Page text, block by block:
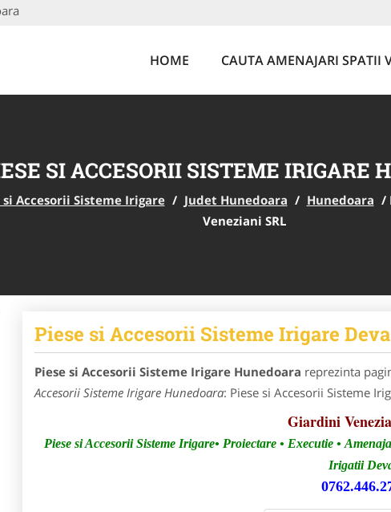
HOME CAUTA AMENAJARI SPATII
SI ACCESORII SISTEME IRIGARE
si Accesorii Sisteme Irigare / Judet Hunedoara / Hunedoara /
Veneziani SRL
Piese si Accesorii Sisteme Irigare
Piese si Accesorii Sisteme Irigare Hunedoara reprezinta
Accesorii Sisteme Irigare Hunedoara: Piese si Accesorii Sisteme
Giardini
Piese si Accesorii Sisteme Irigare• Proiectare • Executie •
Irigatii